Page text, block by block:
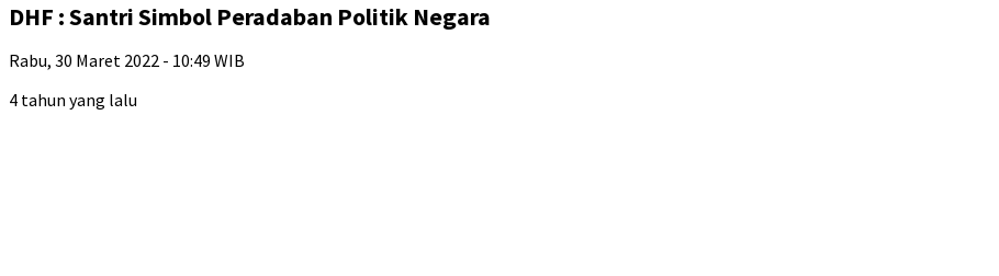
DHF : Santri Simbol Peradaban Politik Negara
Rabu, 30 Maret 2022 - 10:49 WIB
4 tahun yang lalu